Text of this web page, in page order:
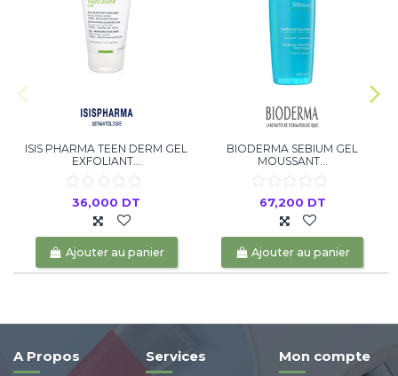
ISIS PHARMA TEEN DERM GEL
EXFOLIANT...
36,000 DT
Ajouter au panier
BIODERMA SEBIUM GEL
MOUSSANT...
67,200 DT
Ajouter au panier
A Propos Services Mon compte